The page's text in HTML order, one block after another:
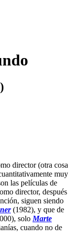
director (otra cosa
muy
las películas de
director, después
siguen siendo
(1982), y que de
solo Marte
cuando no de